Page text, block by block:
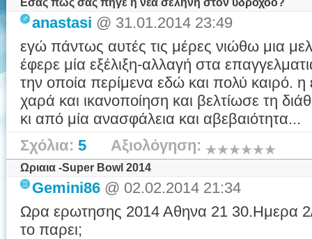
Εσάς πώς σας πήγε η νέα σελήνη στον υδροχόο?
anastasi @ 31.01.2014 23:49
εγώ πάντως αυτές τις μέρες νιώθω μια
έφερε μία εξέλιξη-αλλαγή στα
την οποία περίμενα εδώ και πολύ καιρό. η
χαρά και ικανοποίηση και βελτίωσε τη
κι από μία ανασφάλεια και αβεβαιότητα...
Σχόλια: 5 Αξιολόγηση:
Ωριαια -Super Bowl 2014
Gemini86 @ 02.02.2014 21:34
Ωρα ερωτησης 2014 Αθηνα 21 30.Ημερα
το παρει;